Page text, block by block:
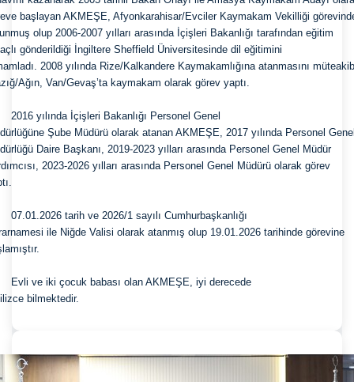
başlayan AKMEŞE, Afyonkarahisar/Evciler Kaymakam Vekilliği
olup 2006-2007 yılları arasında İçişleri Bakanlığı tarafından eğitim
gönderildiği İngiltere Sheffield Üniversitesinde dil eğitimini
2008 yılında Rize/Kalkandere Kaymakamlığına atanmasını
Ağın, Van/Gevaş’ta kaymakam olarak görev yaptı.
yılında İçişleri Bakanlığı Personel Genel
Şube Müdürü olarak atanan AKMEŞE, 2017 yılında Personel
Daire Başkanı, 2019-2023 yılları arasında Personel Genel Müdür
2023-2026 yılları arasında Personel Genel Müdürü olarak görev
tarih ve 2026/1 sayılı Cumhurbaşkanlığı
ile Niğde Valisi olarak atanmış olup 19.01.2026 tarihinde görevine
ve iki çocuk babası olan AKMEŞE, iyi derecede